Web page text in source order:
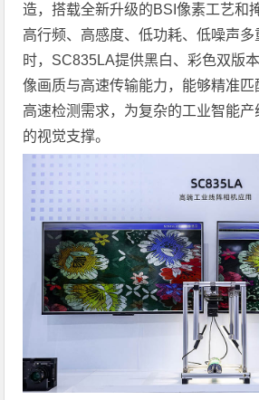
造，搭载全新升级的BSI像素工艺和
高行频、高感度、低功耗、低噪声多
时，SC835LA提供黑白、彩色双版
像画质与高速传输能力，能够精准
高速检测需求，为复杂的工业智能
的视觉支撑。